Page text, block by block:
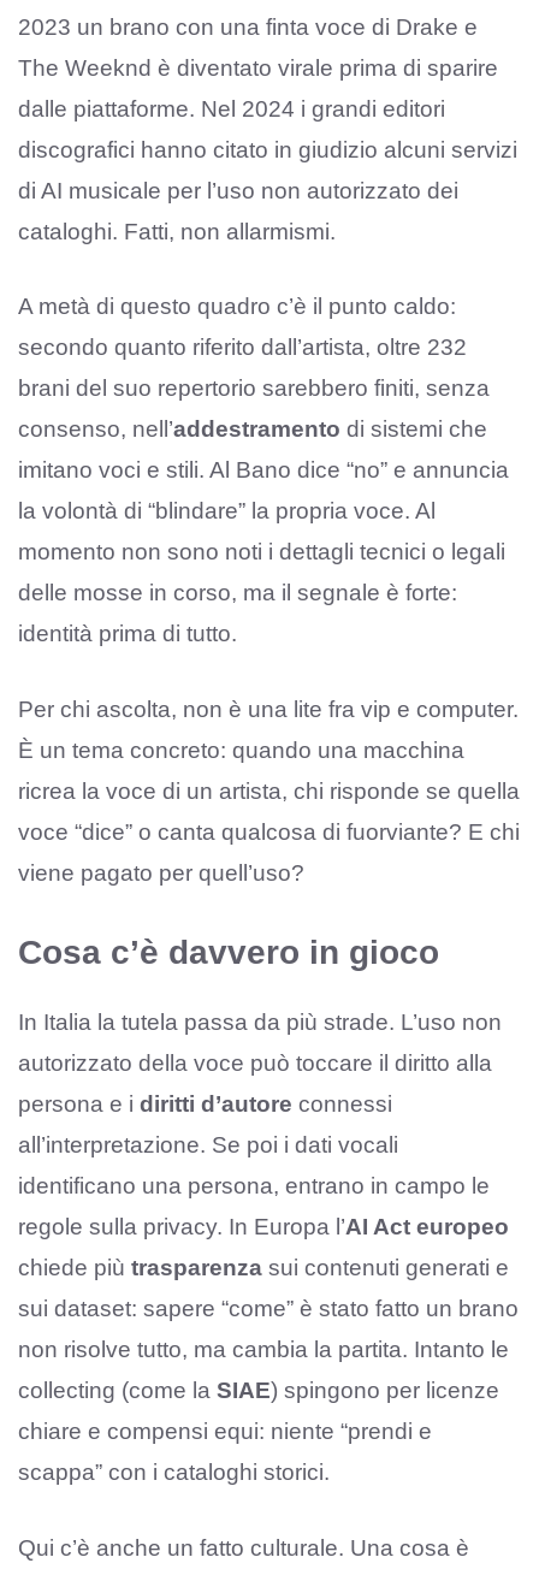
2023 un brano con una finta voce di Drake e
The Weeknd è diventato virale prima di sparire
dalle piattaforme. Nel 2024 i grandi editori
discografici hanno citato in giudizio alcuni servizi
di AI musicale per l’uso non autorizzato dei
cataloghi. Fatti, non allarmismi.
A metà di questo quadro c’è il punto caldo:
secondo quanto riferito dall’artista, oltre 232
brani del suo repertorio sarebbero finiti, senza
consenso, nell’addestramento di sistemi che
imitano voci e stili. Al Bano dice “no” e annuncia
la volontà di “blindare” la propria voce. Al
momento non sono noti i dettagli tecnici o legali
delle mosse in corso, ma il segnale è forte:
identità prima di tutto.
Per chi ascolta, non è una lite fra vip e computer.
È un tema concreto: quando una macchina
ricrea la voce di un artista, chi risponde se quella
voce “dice” o canta qualcosa di fuorviante? E chi
viene pagato per quell’uso?
Cosa c’è davvero in gioco
In Italia la tutela passa da più strade. L’uso non
autorizzato della voce può toccare il diritto alla
persona e i diritti d’autore connessi
all’interpretazione. Se poi i dati vocali
identificano una persona, entrano in campo le
regole sulla privacy. In Europa l’AI Act europeo
chiede più trasparenza sui contenuti generati e
sui dataset: sapere “come” è stato fatto un brano
non risolve tutto, ma cambia la partita. Intanto le
collecting (come la SIAE) spingono per licenze
chiare e compensi equi: niente “prendi e
scappa” con i cataloghi storici.
Qui c’è anche un fatto culturale. Una cosa è